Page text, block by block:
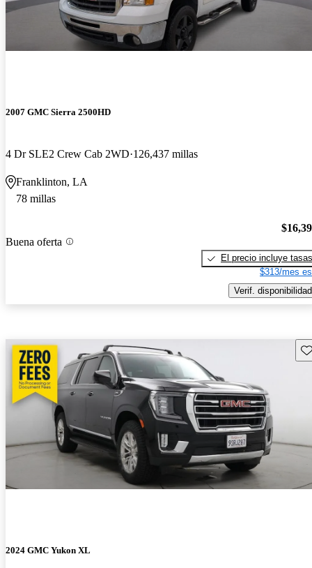
2007 GMC Sierra 2500HD
4 Dr SLE2 Crew Cab 2WD 126,437 millas
Franklinton, LA
78 millas
Buena oferta
El precio incluye tasas
$313/mes
Verif. disponibilidad
2024 GMC Yukon XL